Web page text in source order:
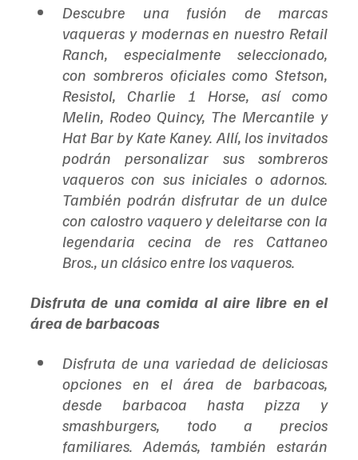
Descubre una fusión de marcas
vaqueras y modernas en nuestro Retail
Ranch, especialmente seleccionado,
con sombreros oficiales como Stetson,
Resistol, Charlie 1 Horse, así como
Melin, Rodeo Quincy, The Mercantile y
Hat Bar by Kate Kaney. Allí, los invitados
podrán personalizar sus sombreros
vaqueros con sus iniciales o adornos.
También podrán disfrutar de un dulce
con calostro vaquero y deleitarse con la
legendaria cecina de res Cattaneo
Bros., un clásico entre los vaqueros.
Disfruta de una comida al aire libre en el
área de barbacoas
Disfruta de una variedad de deliciosas
opciones en el área de barbacoas,
desde barbacoa hasta pizza y
smashburgers, todo a precios
familiares. Además, también estarán